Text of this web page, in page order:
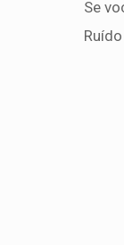
Se